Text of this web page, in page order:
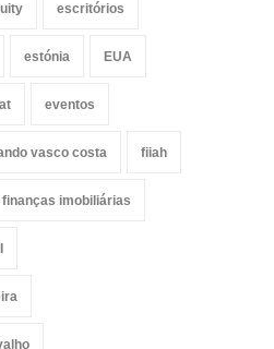
escritórios
estónia EUA
eventos
vasco costa fiiah
finanças imobiliárias